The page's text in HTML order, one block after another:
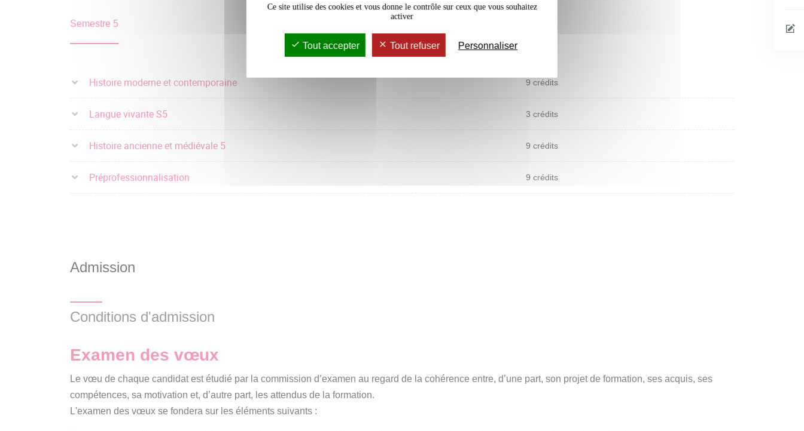
Semestre 5
Histoire moderne et contemporaine 9 crédits
Langue vivante S5 3 crédits
Histoire ancienne et médiévale 5 9 crédits
Préprofessionnalisation 9 crédits
Admission
Conditions d'admission
Examen des vœux
Le vœu de chaque candidat est étudié par la commission d’examen au regard de la cohérence entre, d’une part, son projet de formation, ses acquis, ses
compétences, sa motivation et, d’autre part, les attendus de la formation.
L'examen des vœux se fondera sur les éléments suivants :
Ce site utilise des cookies et vous donne le contrôle sur ceux que vous souhaitez
activer
Tout accepter Tout refuser Personnaliser